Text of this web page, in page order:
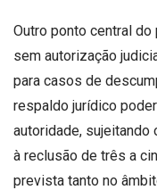
Outro ponto central
sem autorização
para casos de
respaldo jurídico
autoridade, sujeitando
à reclusão de três a
prevista tanto no